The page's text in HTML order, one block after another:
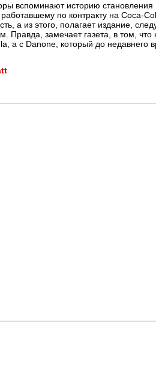
вспоминают историю
по контракту на Coca-
а из этого, полагает издание,
Правда, замечает газета, в том, что
а с Danone, который до